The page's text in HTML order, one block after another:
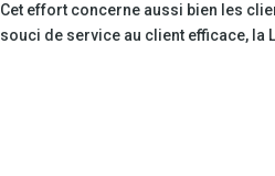
Cet effort concerne aussi bien les
souci de service au client efficace, la